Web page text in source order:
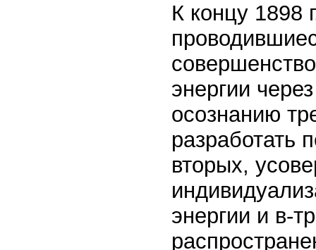
К концу 1898
энергии
осознанию
разработать
вторых,
энергии и в-